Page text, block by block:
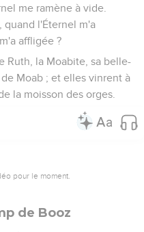
me ramène à vide.
quand l'Éternel m'a
affligée ?
Ruth, la Moabite, sa belle-
Moab ; et elles vinrent à
la moisson des orges.
pour le moment.
de Booz